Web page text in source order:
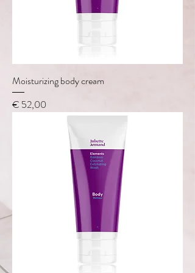
Moisturizing body cream
Prijs
€ 52,00